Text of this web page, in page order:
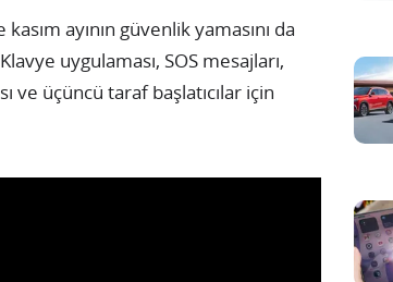
ayının güvenlik yamasını da
uygulaması, SOS mesajları,
ve üçüncü taraf başlatıcılar için